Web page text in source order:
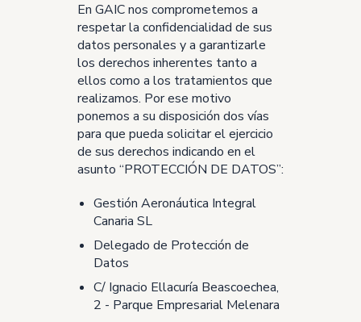
En GAIC nos comprometemos a
respetar la confidencialidad de sus
datos personales y a garantizarle
los derechos inherentes tanto a
ellos como a los tratamientos que
realizamos. Por ese motivo
ponemos a su disposición dos vías
para que pueda solicitar el ejercicio
de sus derechos indicando en el
asunto “PROTECCIÓN DE DATOS”:
Gestión Aeronáutica Integral
Canaria SL
Delegado de Protección de
Datos
C/ Ignacio Ellacuría Beascoechea,
2 - Parque Empresarial Melenara